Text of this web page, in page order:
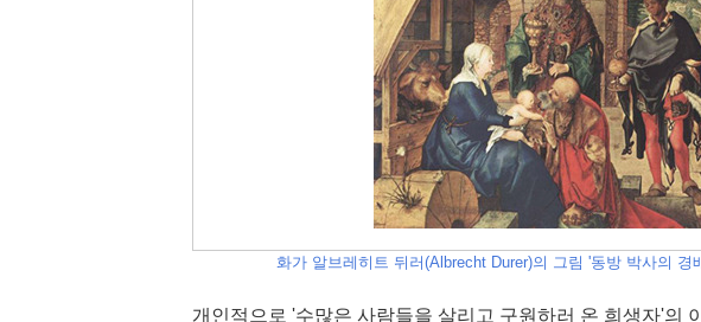
화가 알브레히트 뒤러(Albrecht Durer)의 그림 '동방 박사의 경
개인적으로 '수많은 사람들을 살리고 구원하러 온 희생자'의